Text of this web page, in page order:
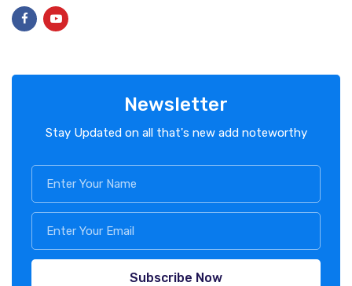
Newsletter
Stay Updated on all that's new add noteworthy
Subscribe Now